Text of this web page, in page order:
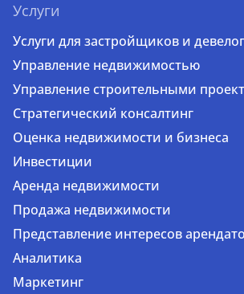
Услуги
Услуги для застройщиков и
Управление недвижимостью
Управление строительными
Стратегический консалтинг
Оценка недвижимости и бизнеса
Инвестиции
Аренда недвижимости
Продажа недвижимости
Представление интересов
Аналитика
Маркетинг